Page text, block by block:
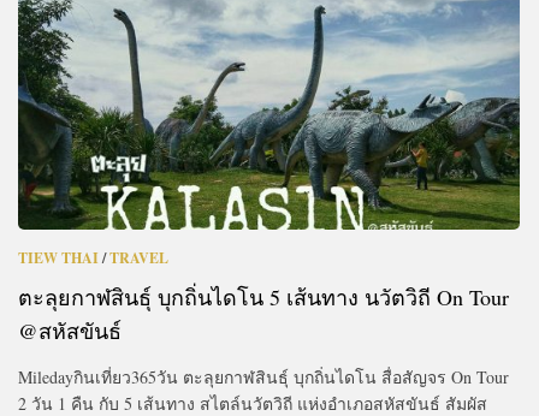
TIEW THAI/TRAVEL
ตะลุยกาฬสินธุ์ บุกถิ่นไดโน 5 เส้นทาง นวัตวิถี On Tour
@สหัสขันธ์
Miledayกินเที่ยว365วัน ตะลุยกาฬสินธุ์ บุกถิ่นไดโน สื่อสัญจร On Tour
2 วัน 1 คืน กับ 5 เส้นทาง สไตล์นวัตวิถี แห่งอำเภอสหัสขันธ์ สัมผัส